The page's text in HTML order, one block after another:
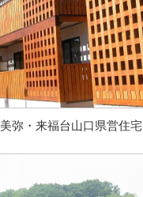
美弥・来福台山口県営住宅